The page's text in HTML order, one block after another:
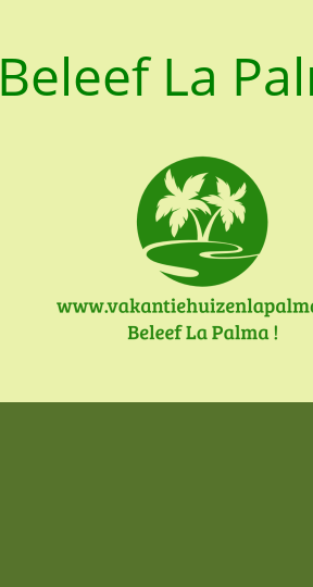
Beleef La